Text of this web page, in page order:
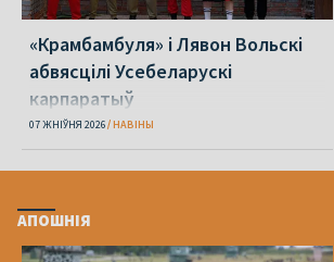
«Крамбамбуля» і Лявон Вольскі
абвясцілі Усебеларускі
карпаратыў
07 ЖНІЎНЯ 2026 НАВІНЫ
АПОШНІЯ